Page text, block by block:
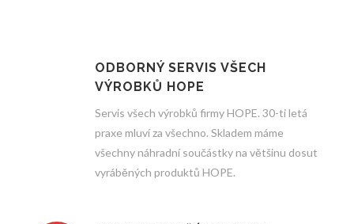
ODBORNÝ SERVIS VŠECH
VÝROBKŮ HOPE
Servis všech výrobků firmy HOPE. 30-ti letá
praxe mluví za všechno. Skladem máme
všechny náhradní součástky na většinu dosut
vyráběných produktů HOPE.